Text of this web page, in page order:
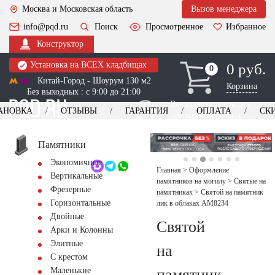
Москва и Московская область
Вызов менеджера
info@pqd.ru
Поиск Просмотренное
Избранное
Конструктор
Установка на ВСЕХ кладбищах
Китай-Город - Шоурум 130 м2
Без выходных : с 9:00 до 21:00
0
0 0 руб.
Корзина
Выезд менеджера для
оформления заказа
+7 (495) 518-44-23
Обратный звонок
ОТЗЫВЫ ГАРАНТИЯ ОПЛАТА
Памятники
Экономичные
Вертикальные
Фрезерные
Горизонтальные
Двойные
Арки и Колонны
Элитные
С крестом
Маленькие
Главная > Оформление
памятников на могилу > Святые на
памятниках > Святой на памятник
лик в облаках AM8234
Святой
на